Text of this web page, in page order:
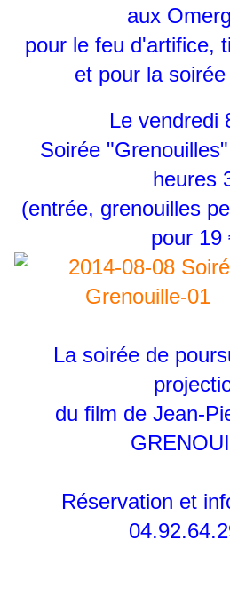
aux
pour le feu d'artifice,
et pour la
Le vendredi
Soirée
heures
(entrée, grenouilles
pour 19
La soirée de
du film de Jean-
Réservation et